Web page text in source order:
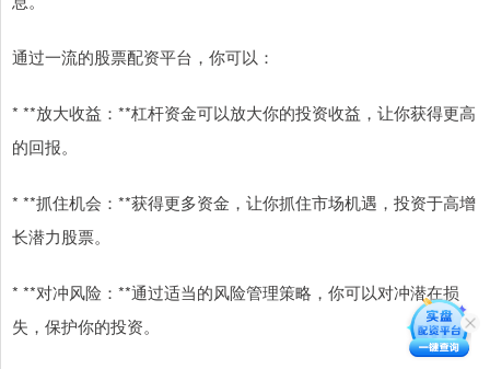
通过一流的股票配资平台，你可以：
* **放大收益：**杠杆资金可以放大你的投资收益，让你获得更高
的回报。
* **抓住机会：**获得更多资金，让你抓住市场机遇，投资于高增
长潜力股票。
* **对冲风险：**通过适当的风险管理策略，你可以对冲潜在损
失，保护你的投资。